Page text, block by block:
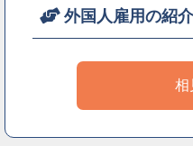
外国人雇用の紹
相